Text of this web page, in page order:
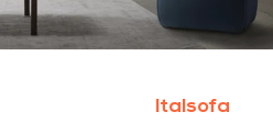
Italsofa